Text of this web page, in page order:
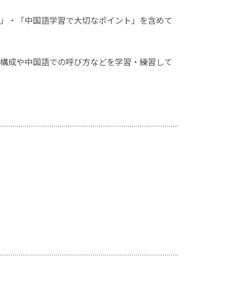
・「中国語学習で大切なポイント」を含めて
成や中国語での呼び方などを学習・練習して